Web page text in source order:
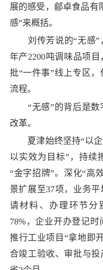
展的感受，鄃卓食品有
感”来概括。
刘传芳说的“无感”
年产2200吨调味品项
批“一件事”线上专区
流程。
“无感”的背后是数
改革。
夏津始终坚持“以企
以实效为目标”，持续
“金字招牌”。深化“高
景扩展至37项，业务
请材料、办理环节分
78%，企业开办登记
推行工业项目“拿地即
合竣工验收、审批与